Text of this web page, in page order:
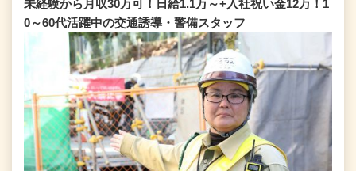
未経験から月収30万可！日給1.1万～+入社祝い金12万！1
0～60代活躍中の交通誘導・警備スタッフ